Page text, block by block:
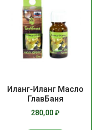
Иланг-Иланг Масло
ГлавБаня
280,00₽